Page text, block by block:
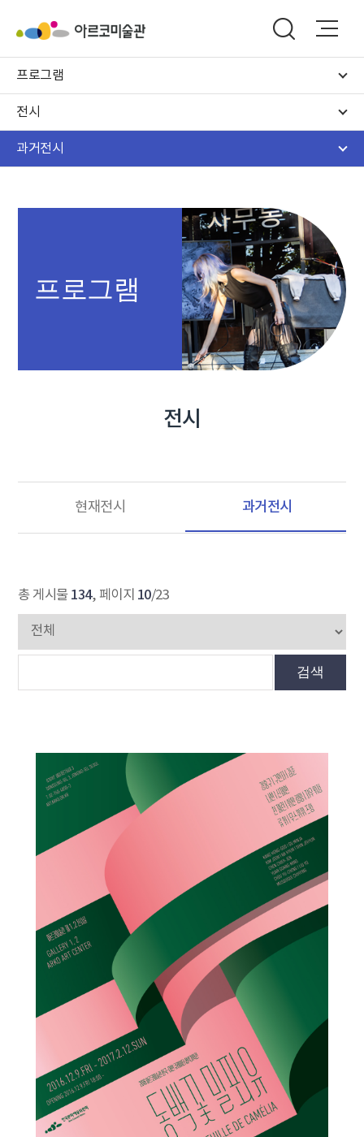
프로그램
전시
과거전시
프로그램
전시
현재전시 과거전시
총 게시물 134, 페이지 10/23
검색